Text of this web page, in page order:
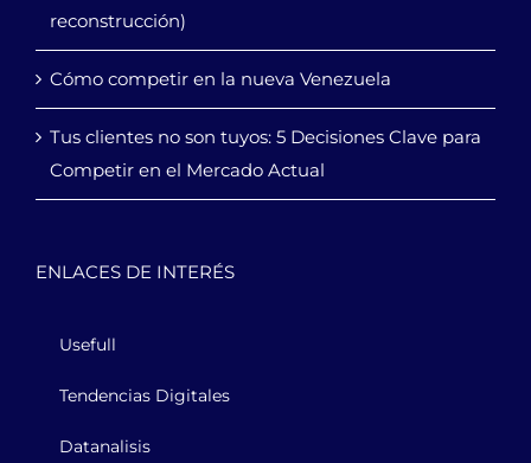
reconstrucción)
Cómo competir en la nueva Venezuela
Tus clientes no son tuyos: 5 Decisiones Clave para
Competir en el Mercado Actual
ENLACES DE INTERÉS
Usefull
Tendencias Digitales
Datanalisis